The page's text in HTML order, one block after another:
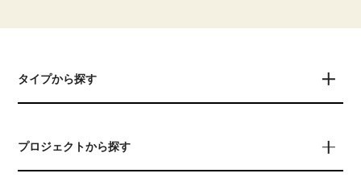
タイプから探す
プロジェクトから探す